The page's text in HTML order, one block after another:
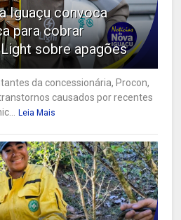
Iguaçu convoca
para cobrar
sobre apagões
da concessionária, Procon,
causados por recentes
Leia Mais